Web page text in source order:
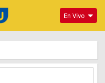
En Vivo